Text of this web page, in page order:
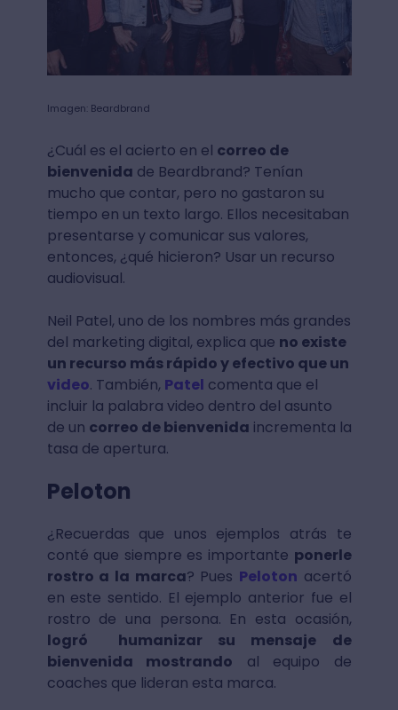
Imagen: Beardbrand
¿Cuál es el acierto en el correo de
bienvenida de Beardbrand? Tenían
mucho que contar, pero no gastaron su
tiempo en un texto largo. Ellos necesitaban
presentarse y comunicar sus valores,
entonces, ¿qué hicieron? Usar un recurso
audiovisual.
Neil Patel, uno de los nombres más grandes
del marketing digital, explica que no existe
un recurso más rápido y efectivo que un
video. También, Patel comenta que el
incluir la palabra video dentro del asunto
de un correo de bienvenida incrementa la
tasa de apertura.
Peloton
¿Recuerdas que unos ejemplos atrás te
conté que siempre es importante ponerle
rostro a la marca? Pues Peloton acertó
en este sentido. El ejemplo anterior fue el
rostro de una persona. En esta ocasión,
logró humanizar su mensaje de
bienvenida mostrando al equipo de
coaches que lideran esta marca.